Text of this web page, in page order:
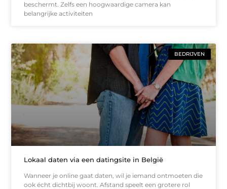
beschermt. Zelfs een hoogwaardige camera kan
belangrijke activiteiten
BEDRIJVEN
Lokaal daten via een datingsite in België
Wanneer je online gaat daten, wil je iemand ontmoeten die
ook écht dichtbij woont. Afstand speelt een grotere rol